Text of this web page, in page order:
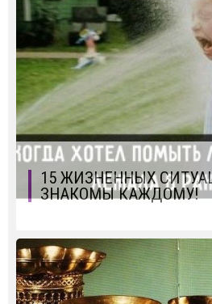
15 ЖИЗНЕННЫХ
ЗНАКОМЫ КАЖДОМУ!